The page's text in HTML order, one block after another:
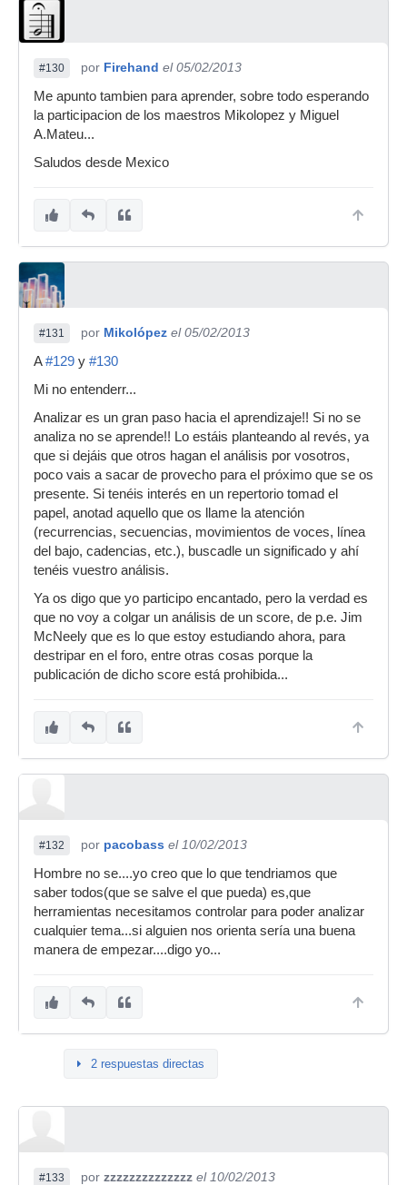
#130 por Firehand el 05/02/2013
Me apunto tambien para aprender, sobre todo esperando
la participacion de los maestros Mikolopez y Miguel
A.Mateu...
Saludos desde Mexico
#131 por Mikolópez el 05/02/2013
A#129 y #130
Mi no entenderr...
Analizar es un gran paso hacia el aprendizaje!! Si no se
analiza no se aprende!! Lo estáis planteando al revés, ya
que si dejáis que otros hagan el análisis por vosotros,
poco vais a sacar de provecho para el próximo que se os
presente. Si tenéis interés en un repertorio tomad el
papel, anotad aquello que os llame la atención
(recurrencias, secuencias, movimientos de voces, línea
del bajo, cadencias, etc.), buscadle un significado y ahí
tenéis vuestro análisis.
Ya os digo que yo participo encantado, pero la verdad es
que no voy a colgar un análisis de un score, de p.e. Jim
McNeely que es lo que estoy estudiando ahora, para
destripar en el foro, entre otras cosas porque la
publicación de dicho score está prohibida...
#132 por pacobass el 10/02/2013
Hombre no se....yo creo que lo que tendriamos que
saber todos(que se salve el que pueda) es,que
herramientas necesitamos controlar para poder analizar
cualquier tema...si alguien nos orienta sería una buena
manera de empezar....digo yo...
2 respuestas directas
#133 por zzzzzzzzzzzzzz el 10/02/2013